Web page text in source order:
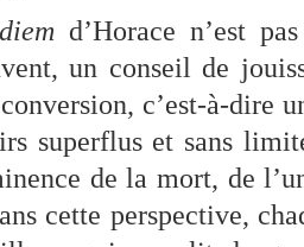
d’Horace n’est
un conseil de
c’est-à-dire
superflus et sans
de la mort, de
cette perspective,